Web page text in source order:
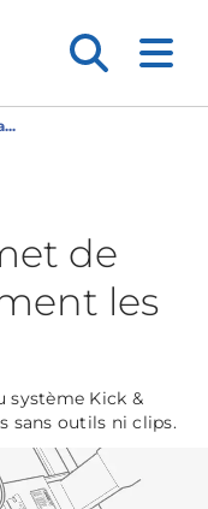
de
les
système Kick &
sans outils ni clips.